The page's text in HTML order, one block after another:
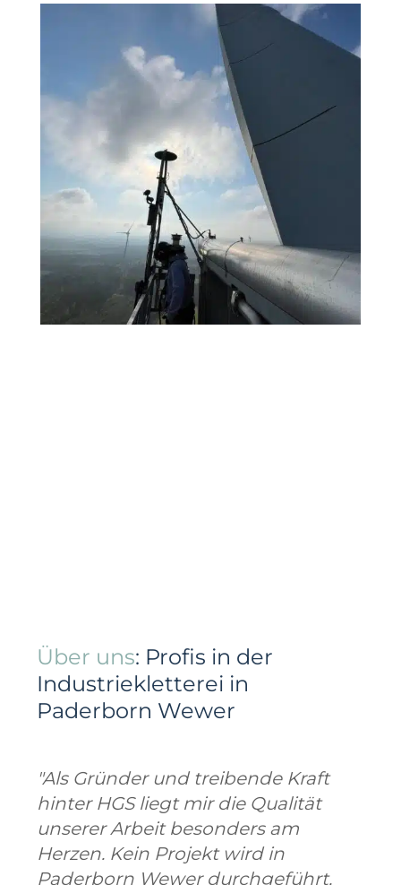
Über uns: Profis in der
Industriekletterei in
Paderborn Wewer
"Als Gründer und treibende Kraft
hinter HGS liegt mir die Qualität
unserer Arbeit besonders am
Herzen. Kein Projekt wird in
Paderborn Wewer durchgeführt,